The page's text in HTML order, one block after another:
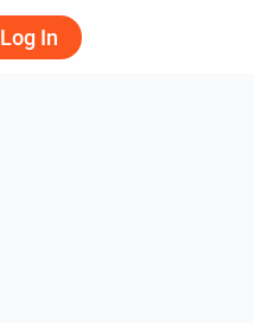
Log In